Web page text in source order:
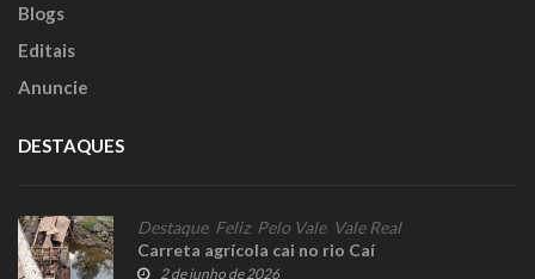
Blogs
Editais
Anuncie
DESTAQUES
Destaque, Feliz, Pelo Vale, Vale Real
Carreta agrícola cai no rio Caí
2 de junho de 2026